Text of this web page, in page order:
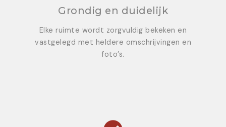
Grondig en duidelijk
Elke ruimte wordt zorgvuldig bekeken en
vastgelegd met heldere omschrijvingen en
foto’s.